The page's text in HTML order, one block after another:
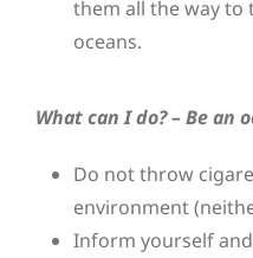
them all the way
oceans.
What can I do? – Be an
Do not throw
environment
Inform yourself